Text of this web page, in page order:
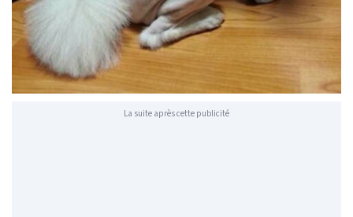
La suite après cette publicité